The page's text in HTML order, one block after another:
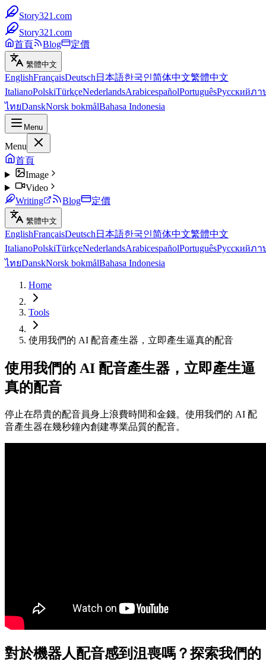
Story321.com
Story321.com
首頁
Blog 定價
繁體中文
EnglishFrançaisDeutsch 日本語한국인简体中文繁體中文
ItalianoPolskiTürkçeNederlandsArabicespañolPortuguêsРусскийภา
ไทยDanskNorsk bokmålBahasa Indonesia
Menu
Menu
首頁
Image
Video
Writing
Blog 定價
繁體中文
EnglishFrançaisDeutsch 日本語한국인简体中文繁體中文
ItalianoPolskiTürkçeNederlandsArabicespañolPortuguêsРусскийภา
ไทยDanskNorsk bokmålBahasa Indonesia
Home
Tools
使用我們的 AI 配音產生器，立即產生逼真的配音
使用我們的 AI 配音產生器，立即產生逼
真的配音
停止在昂貴的配音員身上浪費時間和金錢。使用我們的 AI 配
音產生器在幾秒鐘內創建專業品質的配音。
對於機器人配音感到沮喪嗎？探索我們的